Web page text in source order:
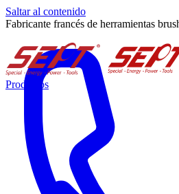
Saltar al contenido
Fabricante francés de herramientas
Productos